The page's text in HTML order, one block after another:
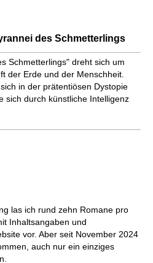
des Schmetterlings
Schmetterlings" dreht sich um
der Erde und der Menschheit.
in der prätentiösen Dystopie
sich durch künstliche Intelligenz
las ich rund zehn Romane pro
Inhaltsangaben und
vor. Aber seit November 2024
auch nur ein einziges